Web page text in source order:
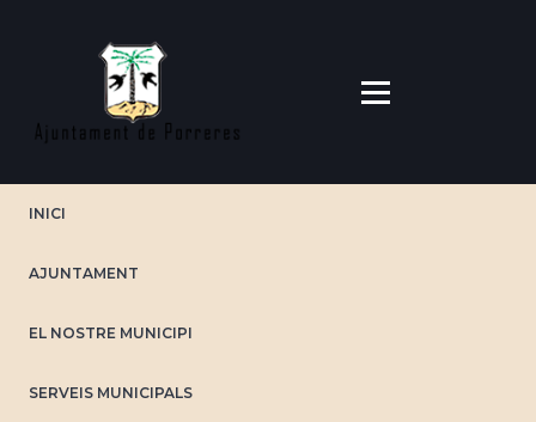
INICI
AJUNTAMENT
EL NOSTRE MUNICIPI
SERVEIS MUNICIPALS